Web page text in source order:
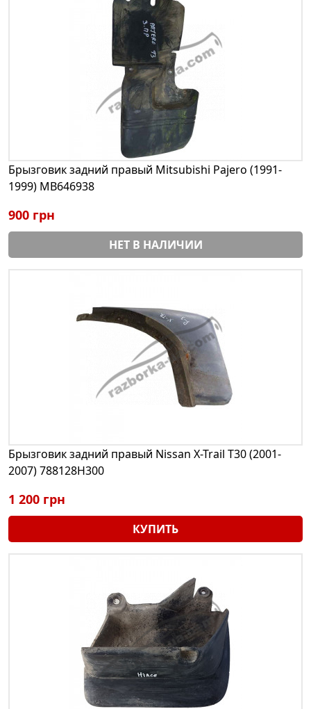
Брызговик задний правый Mitsubishi Pajero (1991-
1999) MB646938
900 грн
НЕТ В НАЛИЧИИ
Брызговик задний правый Nissan X-Trail T30 (2001-
2007) 788128H300
1 200 грн
КУПИТЬ